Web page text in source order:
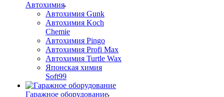
Автохимия
Автохимия Gunk
Автохимия Koch
Chemie
Автохимия Pingo
Автохимия Profi Max
Автохимия Turtle Wax
Японская химия
Soft99
Гаражное оборудование